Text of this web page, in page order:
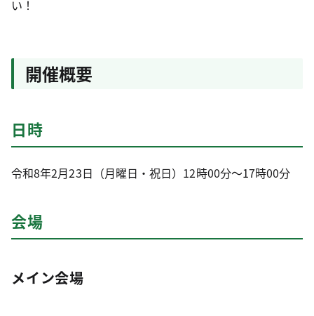
い！
開催概要
日時
令和8年2月23日（月曜日・祝日）12時00分～17時00分
会場
メイン会場